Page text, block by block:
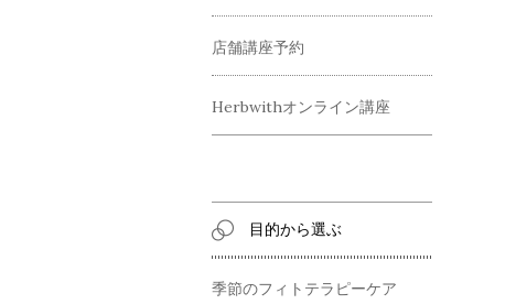
店舗講座予約
Herbwithオンライン講座
目的から選ぶ
季節のフィトテラピーケア